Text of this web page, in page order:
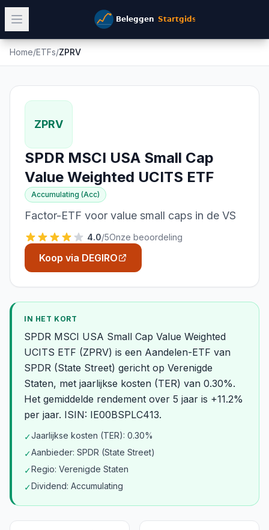
Home/ETFs/ZPRV
ZPRV
SPDR MSCI USA Small Cap
Value Weighted UCITS ETF
Accumulating (Acc)
Factor-ETF voor value small caps in de VS
4.0/5Onze beoordeling
Koop via DEGIRO
IN HET KORT
SPDR MSCI USA Small Cap Value Weighted
UCITS ETF (ZPRV) is een Aandelen-ETF van
SPDR (State Street) gericht op Verenigde
Staten, met jaarlijkse kosten (TER) van 0.30%.
Het gemiddelde rendement over 5 jaar is +11.2%
per jaar. ISIN: IE00BSPLC413.
✓Jaarlijkse kosten (TER): 0.30%
✓Aanbieder: SPDR (State Street)
✓Regio: Verenigde Staten
✓Dividend: Accumulating